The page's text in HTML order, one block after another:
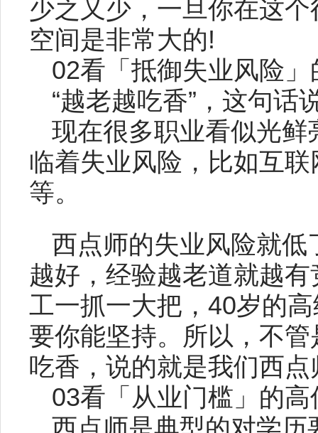
少之又少，一旦你在这
空间是非常大的!
02看「抵御失业风险」
“越老越吃香”，这句话
现在很多职业看似光
临着失业风险，比如互
等。
西点师的失业风险就
越好，经验越老道就越
工一抓一大把，40岁的
要你能坚持。所以，不
吃香，说的就是我们西点
03看「从业门槛」的高